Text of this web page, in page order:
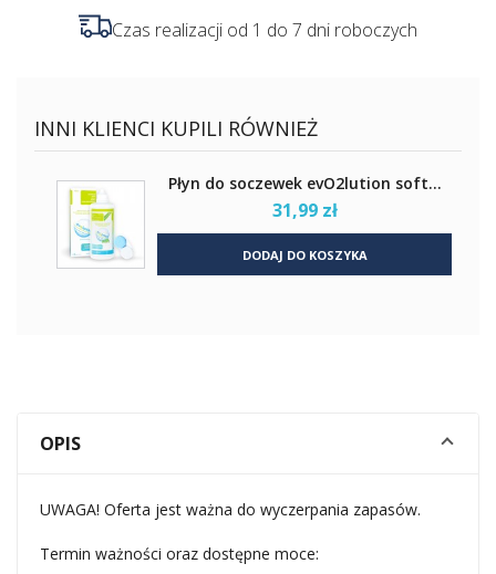
Czas realizacji od 1 do 7 dni roboczych
INNI KLIENCI KUPILI RÓWNIEŻ
Płyn do soczewek evO2lution soft...
31,99 zł
DODAJ DO KOSZYKA
OPIS
UWAGA! Oferta jest ważna do wyczerpania zapasów.
Termin ważności oraz dostępne moce: